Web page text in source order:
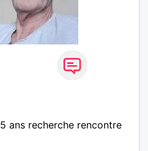
ans recherche rencontre